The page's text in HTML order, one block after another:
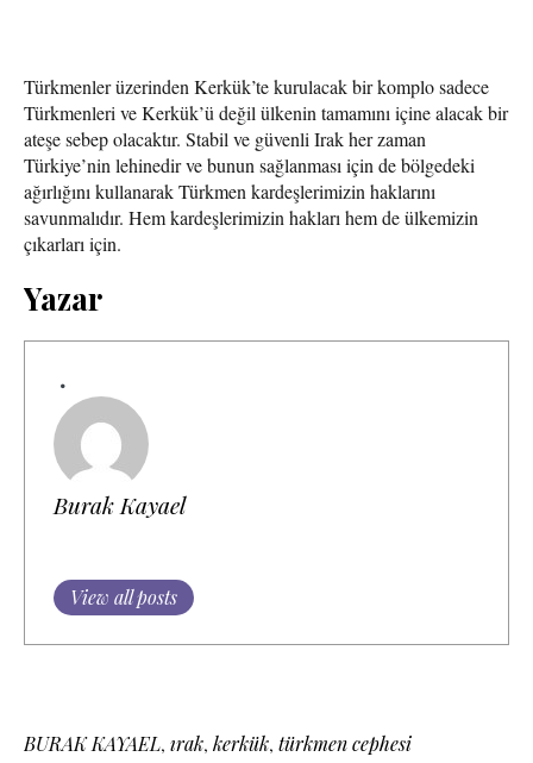
Türkmenler üzerinden Kerkük’te kurulacak bir komplo sadece
Türkmenleri ve Kerkük’ü değil ülkenin tamamını içine alacak bir
ateşe sebep olacaktır. Stabil ve güvenli Irak her zaman
Türkiye’nin lehinedir ve bunun sağlanması için de bölgedeki
ağırlığını kullanarak Türkmen kardeşlerimizin haklarını
savunmalıdır. Hem kardeşlerimizin hakları hem de ülkemizin
çıkarları için.
Yazar
Burak Kayael
View all posts
BURAK KAYAEL, ırak, kerkük, türkmen cephesi